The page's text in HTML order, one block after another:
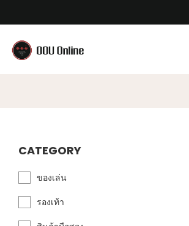
CATEGORY
ของเล่น
รองเท้า